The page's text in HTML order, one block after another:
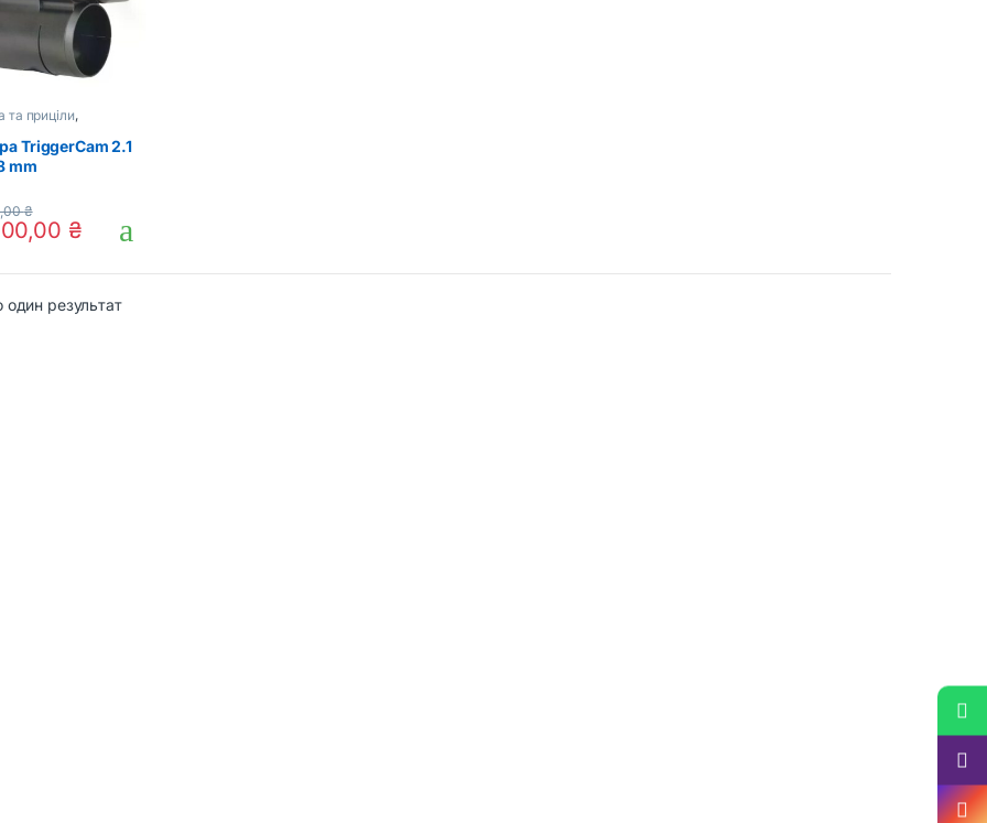
та приціли,
оптика
TriggerCam 2.1
mm
₴
₴
один результат